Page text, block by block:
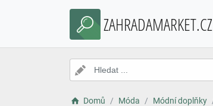
ZAHRADAMARKET.CZ
Domů Móda Módní doplňky